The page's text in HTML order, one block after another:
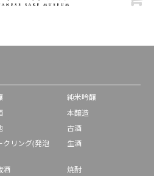
純米吟醸
本醸造
古酒
クリング(発泡
生酒
酒
焼酎